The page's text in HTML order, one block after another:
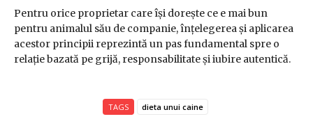
Pentru orice proprietar care își dorește ce e mai bun
pentru animalul său de companie, înțelegerea și aplicarea
acestor principii reprezintă un pas fundamental spre o
relație bazată pe grijă, responsabilitate și iubire autentică.
TAGS dieta unui caine